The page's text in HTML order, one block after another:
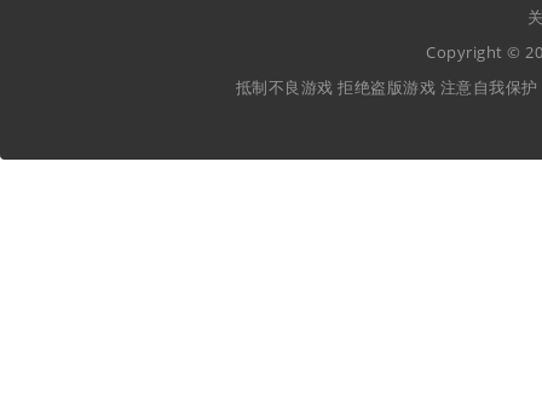
Copyright ©
抵制不良游戏 拒绝盗版游戏 注意自我保